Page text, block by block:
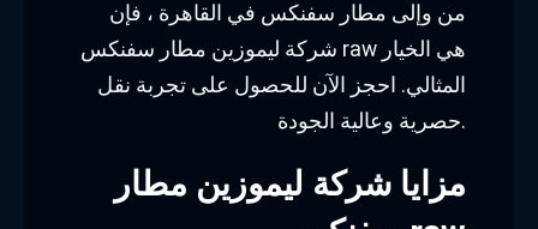
من وإلى مطار سفنكس في القاهرة ، فإن
شركة ليموزين مطار سفنكس raw هي الخيار
المثالي. احجز الآن للحصول على تجربة نقل
حصرية وعالية الجودة.
مزايا شركة ليموزين مطار